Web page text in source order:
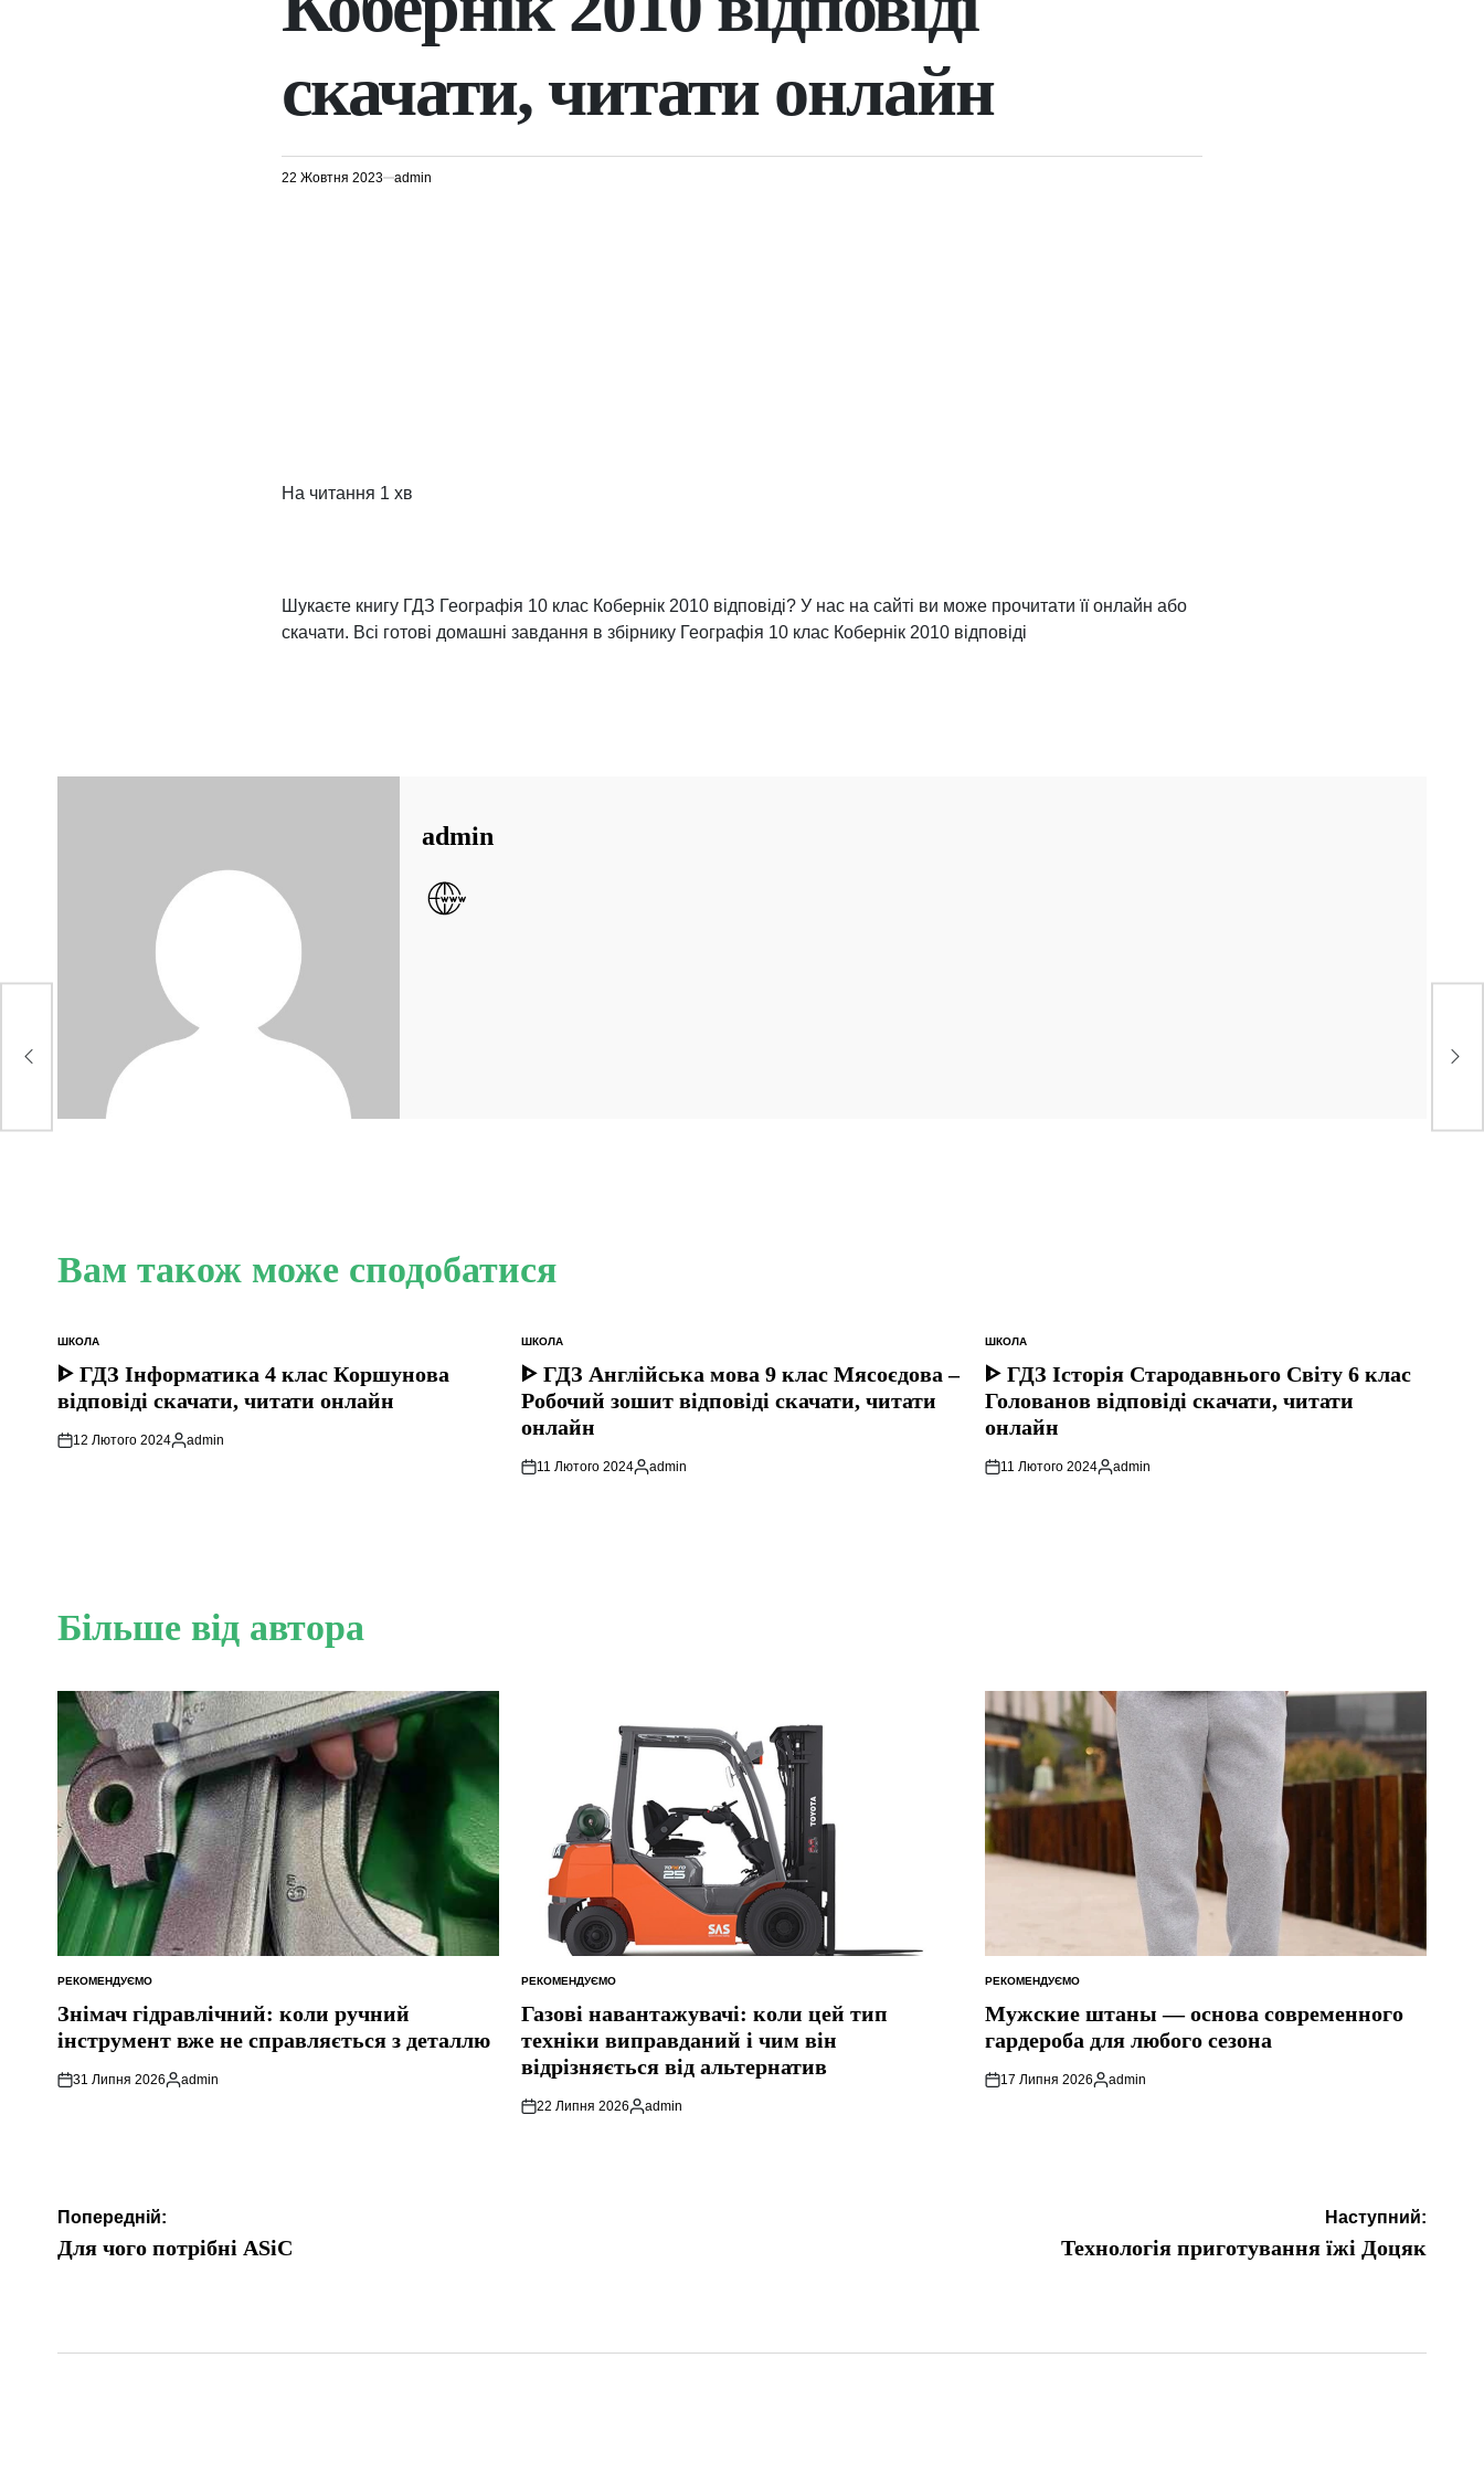
скачати, читати онлайн
22 Жовтня 2023 admin
На читання 1 хв
Шукаєте книгу ГДЗ Географія 10 клас Кобернік 2010 відповіді? У нас на сайті ви може прочитати її онлайн або
скачати. Всі готові домашні завдання в збірнику Географія 10 клас Кобернік 2010 відповіді
admin
Вам також може сподобатися
ОПУБЛІКУВАТИ
У
ШКОЛА
ᐈ ГДЗ Інформатика 4 клас Коршунова
відповіді скачати, читати онлайн
12 Лютого 2024
Опубліковано
admin
ОПУБЛІКУВАТИ
У
ШКОЛА
ᐈ ГДЗ Англійська мова 9 клас Мясоєдова –
Робочий зошит відповіді скачати, читати
онлайн
11 Лютого 2024
Опубліковано
admin
ОПУБЛІКУВАТИ
У
ШКОЛА
ᐈ ГДЗ Історія Стародавнього Свiту 6 клас
Голованов відповіді скачати, читати
онлайн
11 Лютого 2024
Опубліковано
admin
Більше від автора
ОПУБЛІКУВАТИ
РЕКОМЕНДУЄМО
Знімач гідравлічний: коли ручний
інструмент вже не справляється з деталлю
31 Липня 2026
Опубліковано
admin
ОПУБЛІКУВАТИ
РЕКОМЕНДУЄМО
Газові навантажувачі: коли цей тип
техніки виправданий і чим він
відрізняється від альтернатив
22 Липня 2026
Опубліковано
admin
ОПУБЛІКУВАТИ
РЕКОМЕНДУЄМО
Мужские штаны — основа современного
гардероба для любого сезона
17 Липня 2026
Опубліковано
admin
Навігація
записів
Попередній:
Для чого потрібні ASiC
Наступний:
Технологія приготування їжі Доцяк